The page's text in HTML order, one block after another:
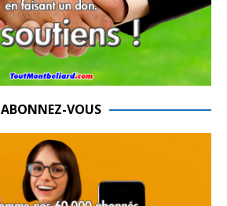
ABONNEZ-VOUS